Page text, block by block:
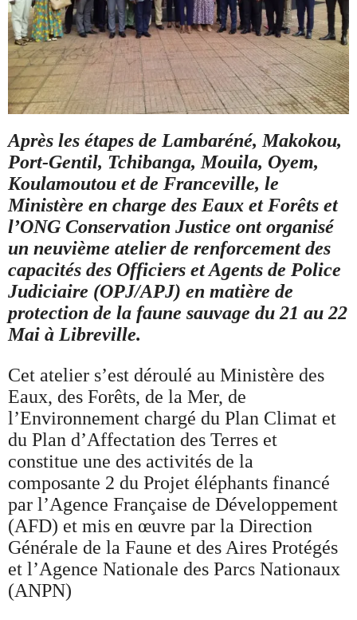
Après les étapes de Lambaréné, Makokou,
Port-Gentil, Tchibanga, Mouila, Oyem,
Koulamoutou et de Franceville, le
Ministère en charge des Eaux et Forêts et
l’ONG Conservation Justice ont organisé
un neuvième atelier de renforcement des
capacités des Officiers et Agents de Police
Judiciaire (OPJ/APJ) en matière de
protection de la faune sauvage du 21 au 22
Mai à Libreville.
Cet atelier s’est déroulé au Ministère des
Eaux, des Forêts, de la Mer, de
l’Environnement chargé du Plan Climat et
du Plan d’Affectation des Terres et
constitue une des activités de la
composante 2 du Projet éléphants financé
par l’Agence Française de Développement
(AFD) et mis en œuvre par la Direction
Générale de la Faune et des Aires Protégés
et l’Agence Nationale des Parcs Nationaux
(ANPN)